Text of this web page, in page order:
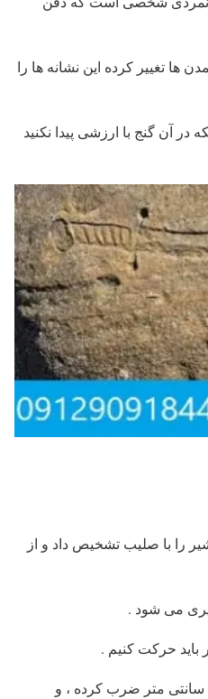
ها تغییر کرده این نشانه ها را
در آن گنج با ارزشی پیدا نکنید
را با صلیب تشخیص داد و از
می شود .
حرکت کنیم .
هر سانتی متر را باید در 68 تا 72 سانتی متر ضرب کرده ، و